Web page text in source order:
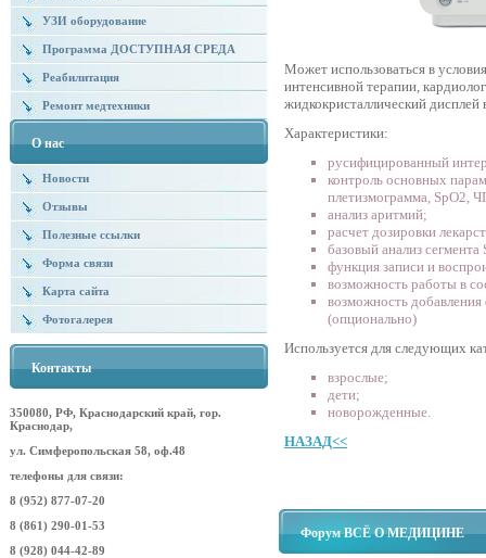
УЗИ оборудование
Программа ДОСТУПНАЯ СРЕДА
Реабилитация
Ремонт медтехники
О нас
Новости
Отзывы
Полезные ссылки
Форма связи
Карта сайта
Фотогалерея
Контакты
350080, РФ, Краснодарский край, гор.
Краснодар,
ул. Симферопольская 58, оф.48
телефоны для связи:
8 (952) 877-07-20
8 (861) 290-01-53
8 (928) 044-42-89
Может использоваться в
интенсивной терапии,
жидкокристаллический дисплей
Характеристики:
русифицированный
контроль основных
плетизмограмма, SpO2,
анализ аритмий;
расчет дозировки
базовый анализ сегмента
функция записи и
возможность работы в
возможность
(опционально)
Используется для следующих
взрослые;
дети;
новорожденные.
НАЗАД<<
Форум ВСЁ О МЕДИЦИНЕ